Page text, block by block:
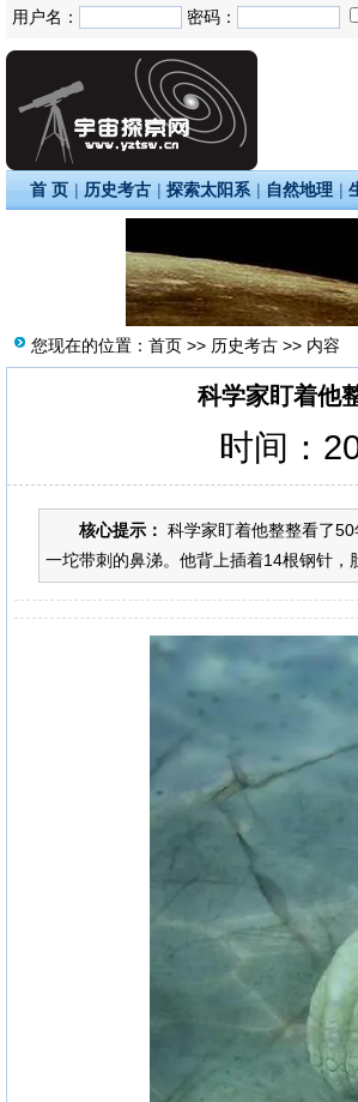
用户名： 密码：
首 页 | 历史考古 | 探索太阳系 | 自然地理 |
您现在的位置： 首页 >> 历史考古 >> 内容
科学家盯着他
时间：
核心提示： 科学家盯着他整整看了
一坨带刺的鼻涕。他背上插着14根钢针